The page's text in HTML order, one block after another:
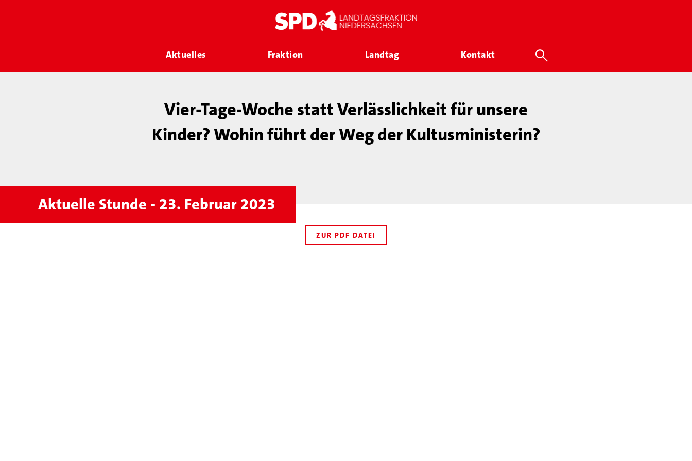
Aktuelles Fraktion Landtag Kontakt
Vier-Tage-Woche statt Verlässlichkeit für unsere
Kinder? Wohin führt der Weg der Kultusministerin?
Aktuelle Stunde - 23. Februar 2023
ZUR PDF DATEI